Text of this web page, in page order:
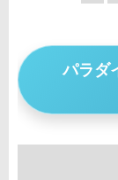
パラダ